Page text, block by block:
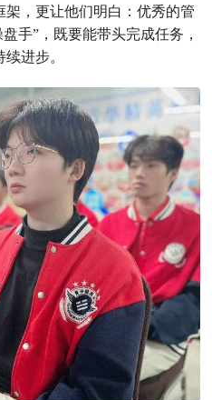
，更让他们明白：优秀的管
手”，既要能带头完成任务，
进步。